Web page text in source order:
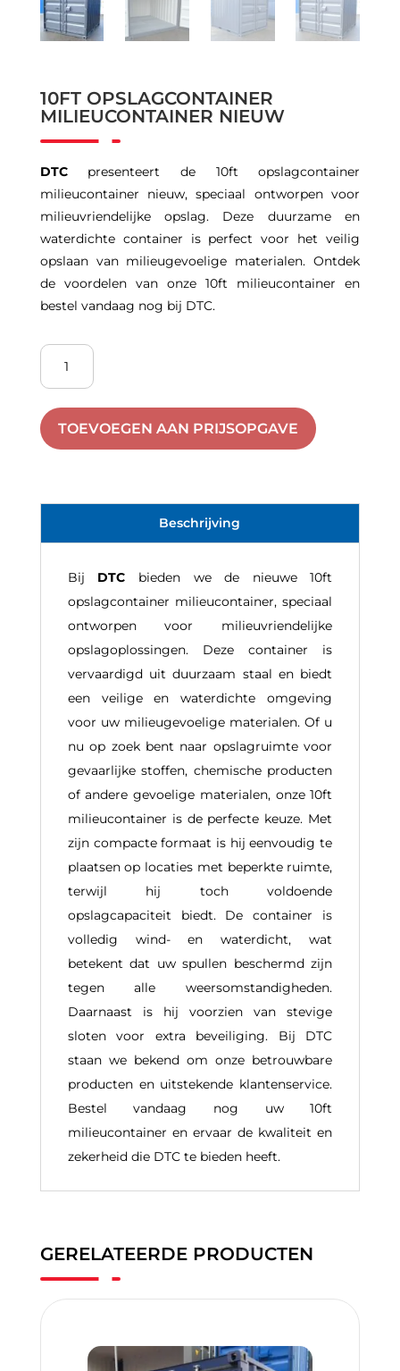
10FT OPSLAGCONTAINER
MILIEUCONTAINER NIEUW
DTCpresenteert de 10ft opslagcontainer
milieucontainer nieuw, speciaal ontworpen voor
milieuvriendelijke opslag. Deze duurzame en
waterdichte container is perfect voor het veilig
opslaan van milieugevoelige materialen. Ontdek
de voordelen van onze 10ft milieucontainer en
bestel vandaag nog bij DTC.
10ft
Opslagcontainer
Milieucontainer
nieuw
aantalTOEVOEGEN AAN PRIJSOPGAVE
Beschrijving
Bij DTC bieden we de nieuwe 10ft
opslagcontainer milieucontainer, speciaal
ontworpen voor milieuvriendelijke
opslagoplossingen. Deze container is
vervaardigd uit duurzaam staal en biedt
een veilige en waterdichte omgeving
voor uw milieugevoelige materialen. Of u
nu op zoek bent naar opslagruimte voor
gevaarlijke stoffen, chemische producten
of andere gevoelige materialen, onze 10ft
milieucontainer is de perfecte keuze. Met
zijn compacte formaat is hij eenvoudig te
plaatsen op locaties met beperkte ruimte,
terwijl hij toch voldoende
opslagcapaciteit biedt. De container is
volledig wind- en waterdicht, wat
betekent dat uw spullen beschermd zijn
tegen alle weersomstandigheden.
Daarnaast is hij voorzien van stevige
sloten voor extra beveiliging. Bij DTC
staan we bekend om onze betrouwbare
producten en uitstekende klantenservice.
Bestel vandaag nog uw 10ft
milieucontainer en ervaar de kwaliteit en
zekerheid die DTC te bieden heeft.
GERELATEERDE PRODUCTEN